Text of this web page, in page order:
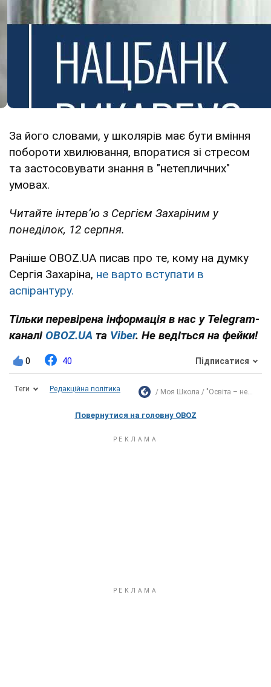
За його словами, у школярів має бути вміння
побороти хвилювання, впоратися зі стресом
та застосовувати знання в "нетепличних"
умовах.
Читайте інтервʼю з Сергієм Захаріним у
понеділок, 12 серпня.
Раніше OBOZ.UA писав про те, кому на думку
Сергія Захаріна, не варто вступати в
аспірантуру.
Тільки перевірена інформація в нас у Telegram-
каналі OBOZ.UA та Viber. Не ведіться на фейки!
0 40 Підписатися
Теги Редакційна політика Моя Школа "Освіта – не...
Повернутися на головну OBOZ